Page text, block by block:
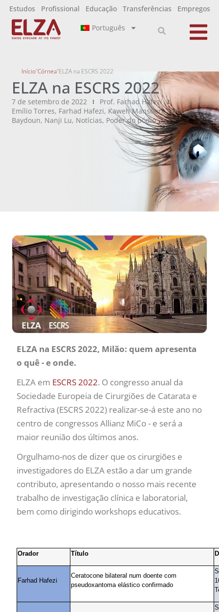
Estudos Profissional Educação Transferências Empregos
Português
Início"Córnea"ELZA na ESCRS 2022
ELZA na ESCRS 2022
7 de setembro de 2022
Prof. Farhad Hafezi
Emílio Torres, Farhad Hafezi, Kaweh Mansouri,Lamis
Baydoun, Nanji Lu, Notícias, Poder do pódio
ELZA na ESCRS2022, Milão: quem apresenta
o quê - e onde.
ELZA em ESCRS 2022. O congresso anual da
Sociedade Europeia de Cirurgiões de Catarata e
Refractiva (ESCRS 2022) realizar-se-á este ano no
centro de congressos Allianz MiCo - e será a
maior reunião dos últimos anos.
Orgulhamo-nos de dizer que os cirurgiões e
investigadores do ELZA estão a dar um grande
contributo, apresentando o nosso mais recente
trabalho de investigação clínica e laboratorial,
bem como dirigindo workshops educativos.
Orador Título
Farhad Hafezi
Ceratocone bilateral num doente com
pseudoxantoma elástico confirmado